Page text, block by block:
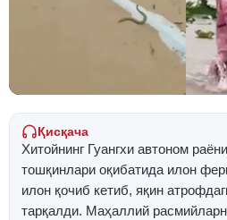
Қисқача
Хитойнинг Гуангхи автоном
тошқинлари оқибатида илон
илон қочиб кетиб, яқин
тарқалди. Маҳаллий